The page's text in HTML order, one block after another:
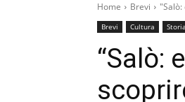
Home Brevi
Brevi Cultura Storia
“Salò: